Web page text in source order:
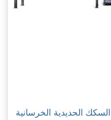
السكك الحديدية الخرسانية